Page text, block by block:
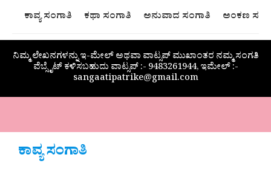
ಕಾವ್ಯ ಸಂಗಾತಿ ಕಥಾ ಸಂಗಾತಿ ಅನುವಾದ ಸಂಗಾತಿ ಅಂಕಣ
ನಿಮ್ಮ ಲೇಖನಗಳನ್ನು ಇ-ಮೇಲ್ ಅಥವಾ ವಾಟ್ಸಪ್ ಮುಖಾಂತರ ನಮ್ಮ ಸಂಗತಿ
ವೆಬ್ಸೈಟ್ ಕಳಿಸಬಹುದು ವಾಟ್ಸಪ್‌ :- 9483261944, ಇಮೇಲ್ :-
sangaatipatrike@gmail.com
ಕಾವ್ಯ ಸಂಗಾತಿ